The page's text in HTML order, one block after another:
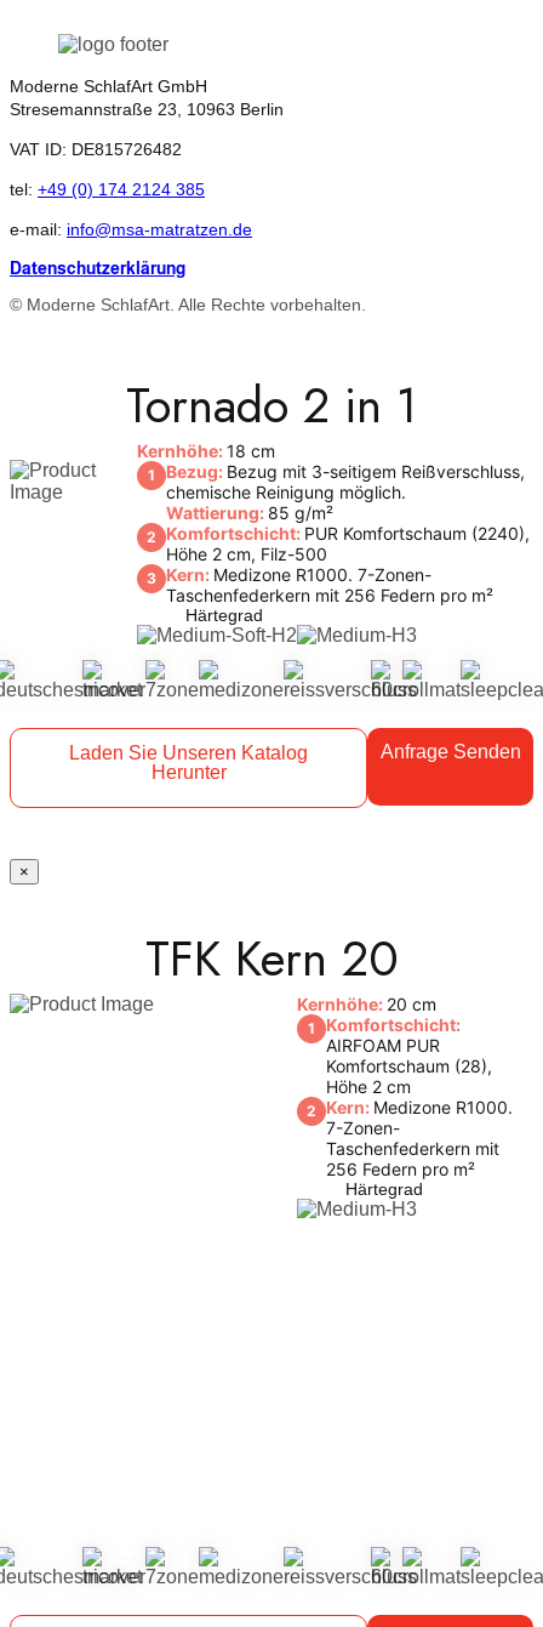
Moderne SchlafArt GmbH
Stresemannstraße 23, 10963 Berlin
VAT ID: DE815726482
tel: +49 (0) 174 2124 385
e-mail: info@msa-matratzen.de
Datenschutzerklärung
© Moderne SchlafArt. Alle Rechte vorbehalten.
Tornado 2 in 1
Kernhöhe:18 cm
1 Bezug: Bezug mit 3-seitigem Reißverschluss,
chemische Reinigung möglich.
Wattierung: 85 g/m²
2 Komfortschicht: PUR Komfortschaum (2240),
Höhe 2 cm, Filz-500
3 Kern: Medizone R1000. 7-Zonen-
Taschenfederkern mit 256 Federn pro m²
Härtegrad
Laden Sie Unseren Katalog
Herunter
Anfrage Senden
×
TFK Kern 20
Kernhöhe: 20 cm
1
Komfortschicht:
AIRFOAM PUR
Komfortschaum (28),
Höhe 2 cm
2 Kern: Medizone R1000.
7-Zonen-
Taschenfederkern mit
256 Federn pro m²
Härtegrad